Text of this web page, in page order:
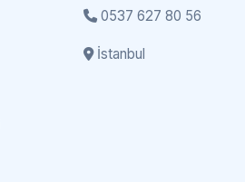
0537 627 80 56
İstanbul